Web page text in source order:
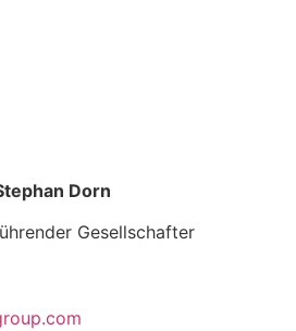
Dorn
Gesellschafter